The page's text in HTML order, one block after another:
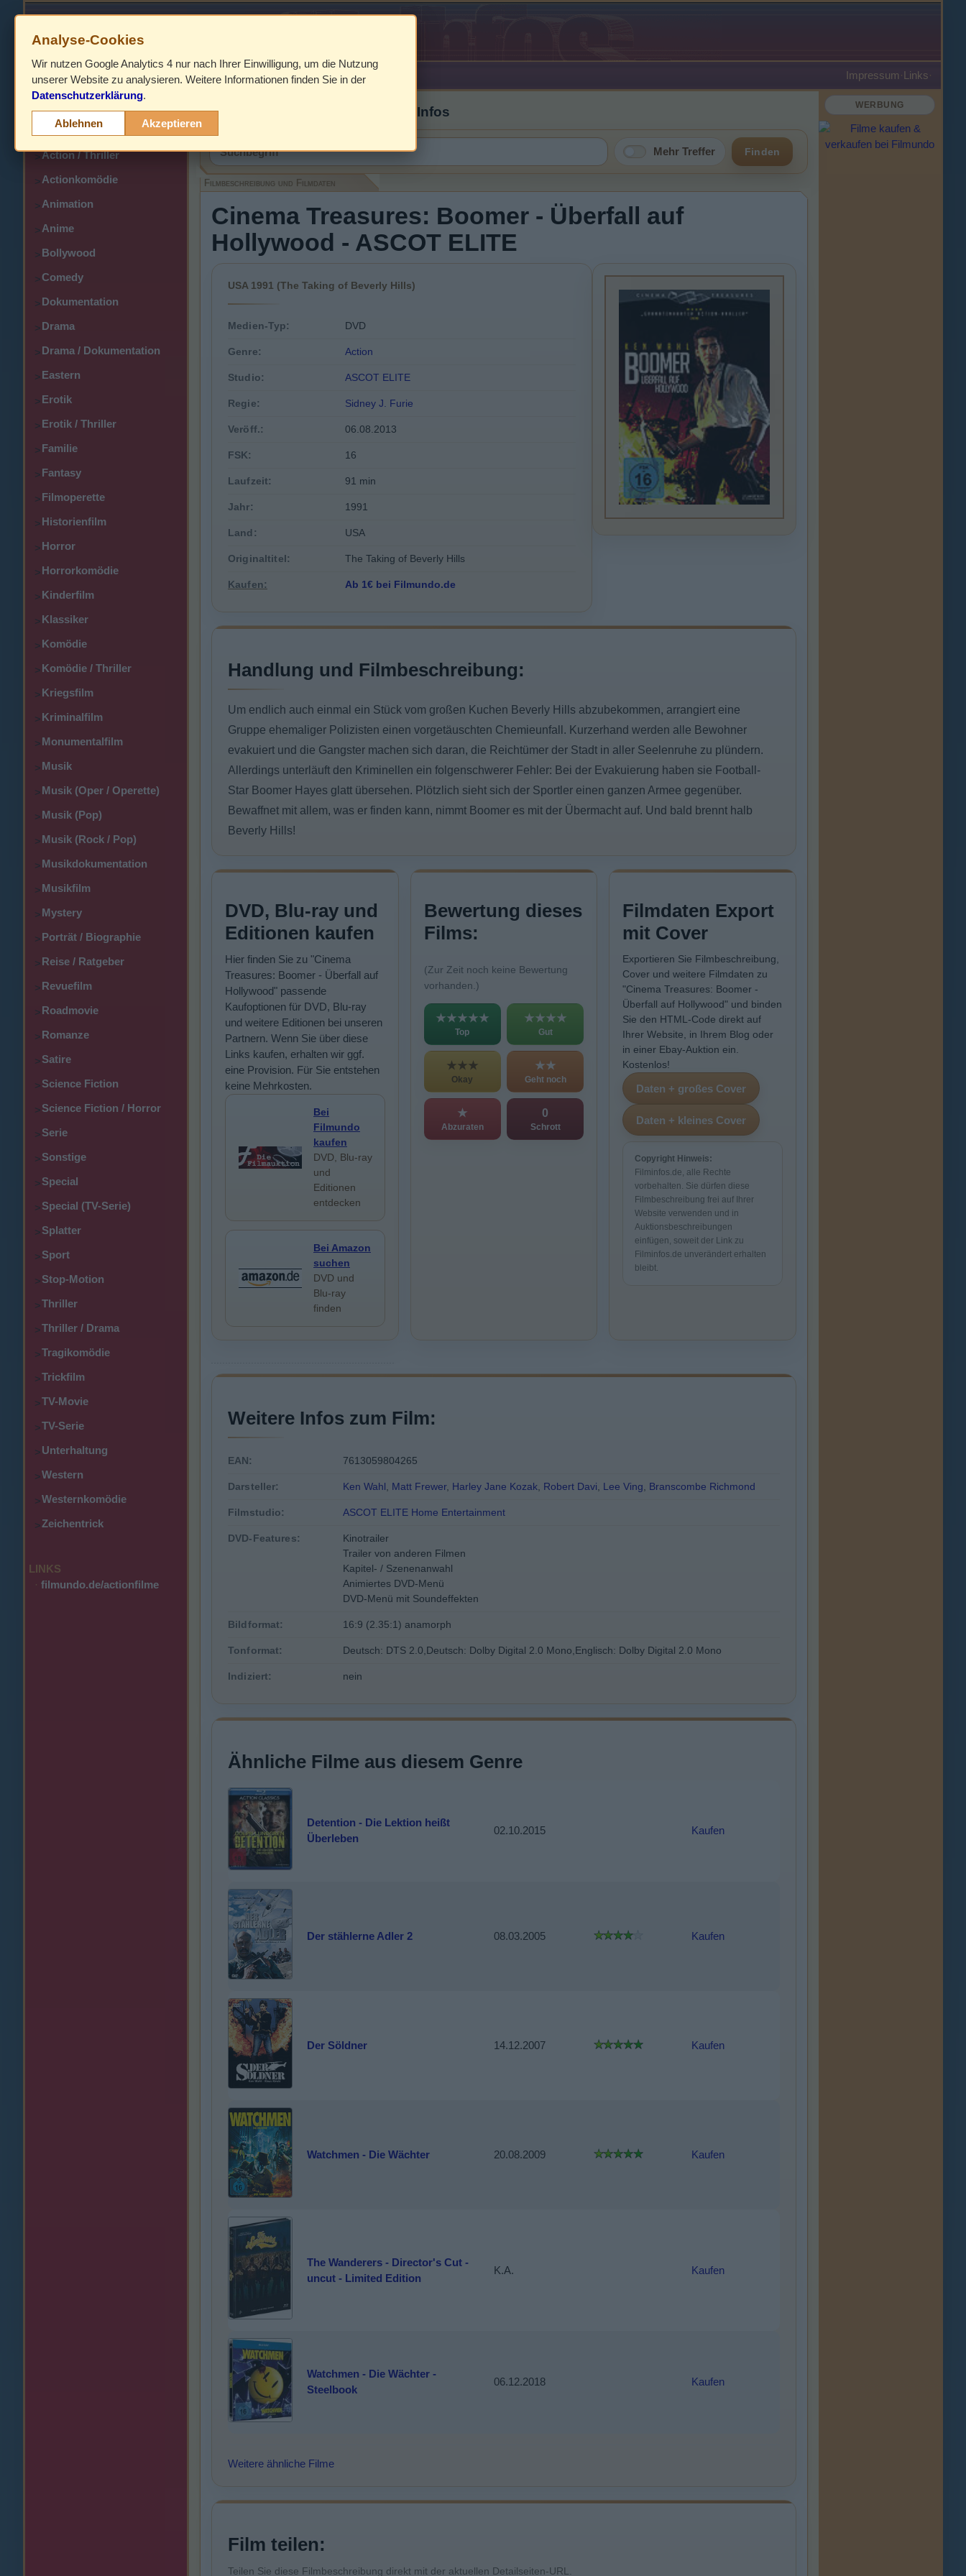
HOME Impressum ·Links·
>
> Action
>Action / Thriller
>Actionkomödie
>Animation
>Anime
>Bollywood
>Comedy
>Dokumentation
>Drama
>Drama / Dokumentation
>Eastern
>Erotik
>Erotik / Thriller
>Familie
>Fantasy
>Filmoperette
>Historienfilm
>Horror
>Horrorkomödie
>Kinderfilm
>Klassiker
>Komödie
>Komödie / Thriller
>Kriegsfilm
>Kriminalfilm
>Monumentalfilm
>Musik
>Musik (Oper / Operette)
>Musik (Pop)
>Musik (Rock / Pop)
>Musikdokumentation
>Musikfilm
>Mystery
>Porträt / Biographie
>Reise / Ratgeber
>Revuefilm
>Roadmovie
>Romanze
>Satire
>Science Fiction
>Science Fiction / Horror
>Serie
>Sonstige
>Special
>Special (TV-Serie)
>Splatter
>Sport
>Stop-Motion
>Thriller
>Thriller / Drama
>Tragikomödie
>Trickfilm
>TV-Movie
>TV-Serie
>Unterhaltung
>Western
>Westernkomödie
>Zeichentrick
LINKS
· filmundo.de/actionfilme
Filmbeschreibung, Cover & DVD Infos
Mehr Treffer Finden
Filmbeschreibung und Filmdaten
Cinema Treasures: Boomer - Überfall auf
Hollywood - ASCOT ELITE
USA 1991 (The Taking of Beverly Hills)
Medien-Typ: DVD
Genre: Action
Studio: ASCOT ELITE
Regie: Sidney J. Furie
Veröff.: 06.08.2013
FSK: 16
Laufzeit: 91 min
Jahr: 1991
Land: USA
Originaltitel: The Taking of Beverly Hills
Kaufen: Ab 1€ bei Filmundo.de
Handlung und Filmbeschreibung:
Um endlich auch einmal ein Stück vom großen Kuchen Beverly Hills abzubekommen, arrangiert eine
Gruppe ehemaliger Polizisten einen vorgetäuschten Chemieunfall. Kurzerhand werden alle Bewohner
evakuiert und die Gangster machen sich daran, die Reichtümer der Stadt in aller Seelenruhe zu plündern.
Allerdings unterläuft den Kriminellen ein folgenschwerer Fehler: Bei der Evakuierung haben sie Football-
Star Boomer Hayes glatt übersehen. Plötzlich sieht sich der Sportler einen ganzen Armee gegenüber.
Bewaffnet mit allem, was er finden kann, nimmt Boomer es mit der Übermacht auf. Und bald brennt halb
Beverly Hills!
DVD, Blu-ray und
Editionen kaufen
Hier finden Sie zu "Cinema
Treasures: Boomer - Überfall auf
Hollywood" passende
Kaufoptionen für DVD, Blu-ray
und weitere Editionen bei unseren
Partnern. Wenn Sie über diese
Links kaufen, erhalten wir ggf.
eine Provision. Für Sie entstehen
keine Mehrkosten.
Bei
Filmundo
kaufen
DVD, Blu-ray
und
Editionen
entdecken
Bei Amazon
suchen
DVD und
Blu-ray
finden
Bewertung dieses
Films:
(Zur Zeit noch keine Bewertung
vorhanden.)
★★★★★
Top
★★★★
Gut
★★★
Okay
★★
Geht noch
★
Abzuraten
0
Schrott
Filmdaten Export
mit Cover
Exportieren Sie Filmbeschreibung,
Cover und weitere Filmdaten zu
"Cinema Treasures: Boomer -
Überfall auf Hollywood" und binden
Sie den HTML-Code direkt auf
Ihrer Website, in Ihrem Blog oder
in einer Ebay-Auktion ein.
Kostenlos!
Copyright Hinweis:
Filminfos.de, alle Rechte
vorbehalten. Sie dürfen diese
Filmbeschreibung frei auf Ihrer
Website verwenden und in
Auktionsbeschreibungen
einfügen, soweit der Link zu
Filminfos.de unverändert erhalten
bleibt.
Weitere Infos zum Film:
EAN: 7613059804265
Darsteller: Ken Wahl Matt Frewer, Harley Jane Kozak Robert Davi Lee Ving Branscombe Richmond
Filmstudio: ASCOT ELITE Home Entertainment
DVD-Features:
Kinotrailer
Trailer von anderen Filmen
Kapitel- / Szenenanwahl
Animiertes DVD-Menü
DVD-Menü mit Soundeffekten
Bildformat: 16:9 (2.35:1) anamorph
Tonformat: Deutsch: DTS 2.0,Deutsch: Dolby Digital 2.0 Mono,Englisch: Dolby Digital 2.0 Mono
Indiziert: nein
Ähnliche Filme aus diesem Genre
Detention - Die Lektion heißt
Überleben
02.10.2015 Kaufen
Der stählerne Adler 2 08.03.2005 Kaufen
Der Söldner 14.12.2007 Kaufen
Watchmen - Die Wächter 20.08.2009 Kaufen
The Wanderers - Director's Cut -
uncut - Limited Edition
K.A. Kaufen
Watchmen - Die Wächter -
Steelbook
06.12.2018 Kaufen
Weitere ähnliche Filme
Film teilen:
Teilen Sie diese Filmbeschreibung direkt mit der aktuellen Detailseiten-URL.
WERBUNG
Analyse-Cookies
Wir nutzen Google Analytics 4 nur nach Ihrer Einwilligung, um die Nutzung
unserer Website zu analysieren. Weitere Informationen finden Sie in der
Datenschutzerklärung.
Ablehnen Akzeptieren